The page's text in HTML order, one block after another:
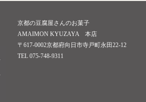
京都の豆腐屋さんのお菓子
AMAIMON KYUZAYA 本店
〒617-0002京都府向日市寺戸町永田22-12
TEL 075-748-9311